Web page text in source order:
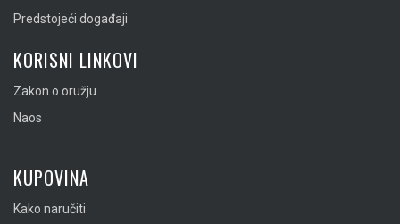
Predstojeći događaji
KORISNI LINKOVI
Zakon o oružju
Naos
KUPOVINA
Kako naručiti